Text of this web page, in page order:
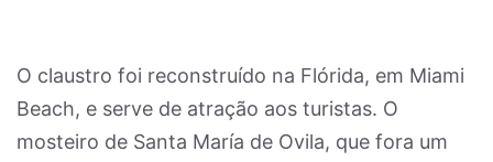
O claustro foi reconstruído na Flórida, em Miami
Beach, e serve de atração aos turistas. O
mosteiro de Santa María de Ovila, que fora um